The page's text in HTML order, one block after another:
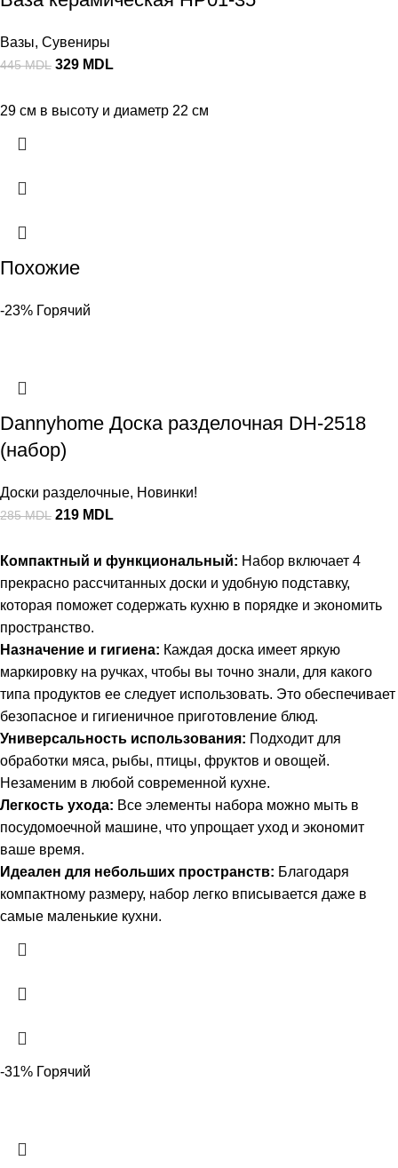
Вазы, Сувениры
445MDL 329 MDL
29 см в высоту и диаметр 22 см
Похожие
-23% Горячий
Dannyhome Доска разделочная DH-2518
(набор)
Доски разделочные, Новинки!
285MDL 219 MDL
Компактный и функциональный: Набор включает 4
прекрасно рассчитанных доски и удобную подставку,
которая поможет содержать кухню в порядке и экономить
пространство.
Назначение и гигиена: Каждая доска имеет яркую
маркировку на ручках, чтобы вы точно знали, для какого
типа продуктов ее следует использовать. Это обеспечивает
безопасное и гигиеничное приготовление блюд.
Универсальность использования: Подходит для
обработки мяса, рыбы, птицы, фруктов и овощей.
Незаменим в любой современной кухне.
Легкость ухода: Все элементы набора можно мыть в
посудомоечной машине, что упрощает уход и экономит
ваше время.
Идеален для небольших пространств: Благодаря
компактному размеру, набор легко вписывается даже в
самые маленькие кухни.
-31% Горячий